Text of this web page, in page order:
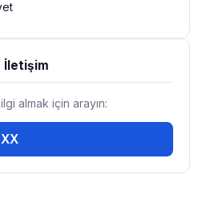
İletişim
almak için arayın: